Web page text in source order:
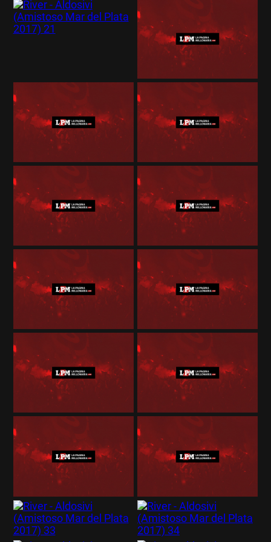
Términos y Condiciones
Políticas de Privacidad
Política Editorial
La Página Millonaria, al igual que
perteneciente a Better Collective.
EL JUEGO COMPULSIVO ES PERJUDICIAL PARA
VOS Y TU FAMILIA, Línea gratuita de orientación al
jugador problemático: Buenos Aires Provincia
6006
La aceptación de una de las ofertas presentadas en esta página
puede dar lugar a un pago a La Página Millonaria. Este pago puede
influir en cómo y dónde aparecen los operadores de juego en la
página y en el orden en que aparecen, pero no influye en nuestras
EL JUGAR COMPULSIVAMENTE ES PERJUDICIAL PARA LA SALUD.